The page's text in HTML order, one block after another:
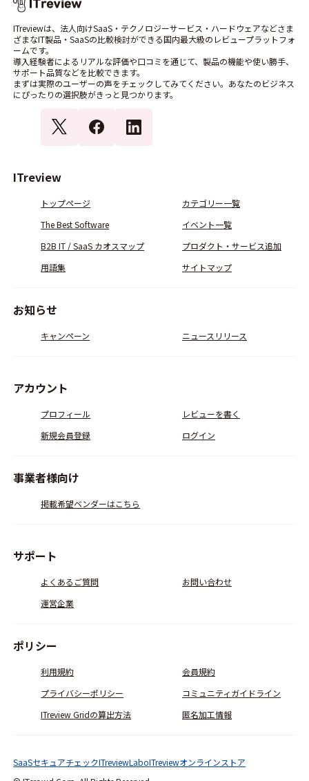
ITreviewは、法人向けSaaS・テクノロジーサービス・ハードウェアなどさま
ざまなIT製品・SaaSの比較検討ができる国内最大級のレビュープラットフォ
ームです。
導入経験者によるリアルな評価や口コミを通じて、製品の機能や使い勝手、
サポート品質などを比較できます。
まずは実際のユーザーの声をチェックしてみてください。あなたのビジネス
にぴったりの選択肢がきっと見つかります。
ITreview
トップページ
カテゴリー一覧
The Best Software
イベント一覧
B2B IT / SaaS カオスマップ
プロダクト・サービス追加
用語集
サイトマップ
お知らせ
キャンペーン ニュースリリース
アカウント
プロフィール
レビューを書く
新規会員登録
ログイン
事業者様向け
掲載希望ベンダーはこちら
サポート
よくあるご質問
お問い合わせ
運営企業
ポリシー
利用規約
会員規約
プライバシーポリシー
コミュニティガイドライン
ITreview Gridの算出方法
匿名加工情報
SaaSセキュアチェックITreviewLaboITreviewオンラインストア